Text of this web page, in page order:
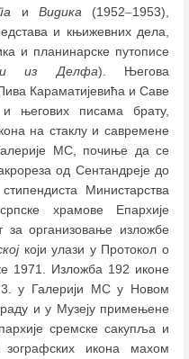
и Видика (1952–1953),
и књижевних дела,
и планинарске путописе
из Делфа). Његова
Караматијевића и Саве
његових писама брату,
на стаклу и савремене
МС, почиње да се
од Сентандреје до
Министарства
храмове Епархије
организовање изложбе
који улази у Протокол о
1971. Изложба 192 иконе
у Галерији МС у Новом
и у Музеју примењене
сремске сакупља и
икона махом